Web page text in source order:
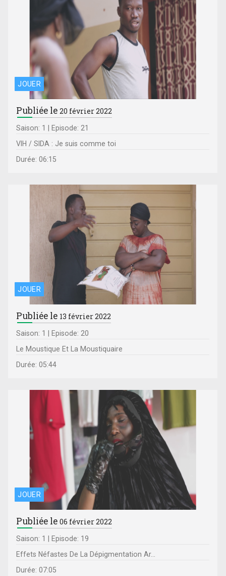
JOUER
Publiée le20 février 2022
Saison: 1 | Episode: 21
VIH / SIDA : Je suis comme toi
Durée: 06:15
JOUER
Publiée le 13 février 2022
Saison: 1 | Episode: 20
Le Moustique Et La Moustiquaire
Durée: 05:44
JOUER
Publiée le06 février 2022
Saison: 1 | Episode: 19
Effets Néfastes De La Dépigmentation Ar...
Durée: 07:05